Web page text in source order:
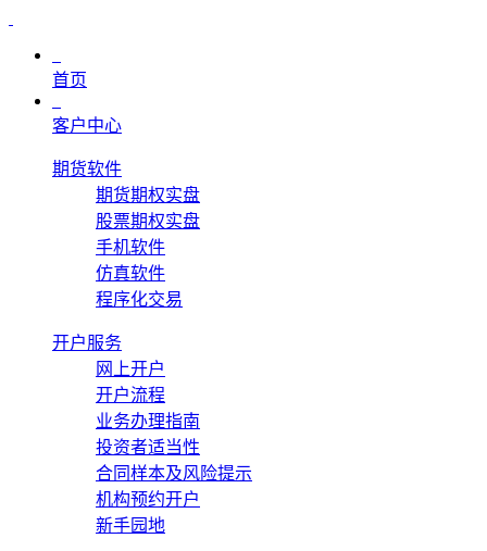
首页
客户中心
期货软件
期货期权实盘
股票期权实盘
手机软件
仿真软件
程序化交易
开户服务
网上开户
开户流程
业务办理指南
投资者适当性
合同样本及风险提示
机构预约开户
新手园地